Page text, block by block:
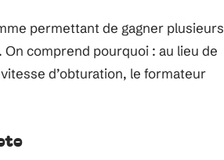
permettant de gagner plusieurs
comprend pourquoi : au lieu de
d’obturation, le formateur